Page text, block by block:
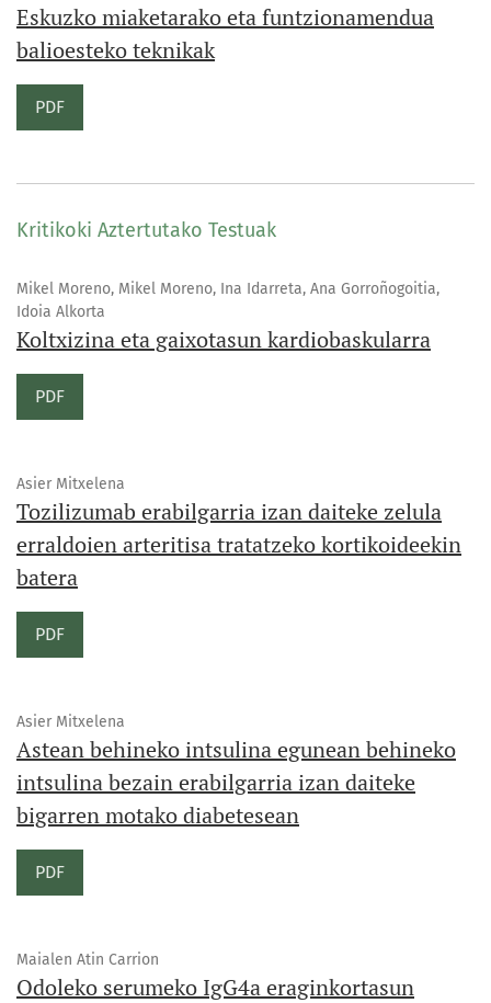
Eskuzko miaketarako eta funtzionamendua
balioesteko teknikak
PDF
Kritikoki Aztertutako Testuak
Mikel Moreno, Mikel Moreno, Ina Idarreta, Ana Gorroñogoitia,
Idoia Alkorta
Koltxizina eta gaixotasun kardiobaskularra
PDF
Asier Mitxelena
Tozilizumab erabilgarria izan daiteke zelula
erraldoien arteritisa tratatzeko kortikoideekin
batera
PDF
Asier Mitxelena
Astean behineko intsulina egunean behineko
intsulina bezain erabilgarria izan daiteke
bigarren motako diabetesean
PDF
Maialen Atin Carrion
Odoleko serumeko IgG4a eraginkortasun